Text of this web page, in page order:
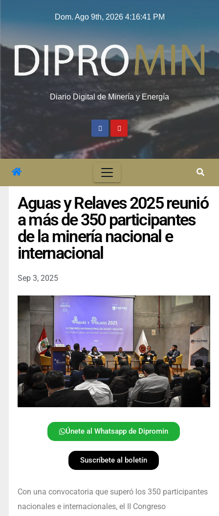
Dom. Ago 9th, 2026 4:16:41 PM
Diario Digital de Minería y Energía
Aguas y Relaves 2025 reunió
a más de 350 participantes
de la minería nacional e
internacional
Sep 3, 2025
Únete al Whatsapp de Dipromin
Suscríbete al boletín
Con una convocatoria que superó los 350 participantes
nacionales e internacionales, el II Congreso